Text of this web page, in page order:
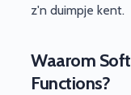
z'n duimpje kent.
Waarom
Functions?